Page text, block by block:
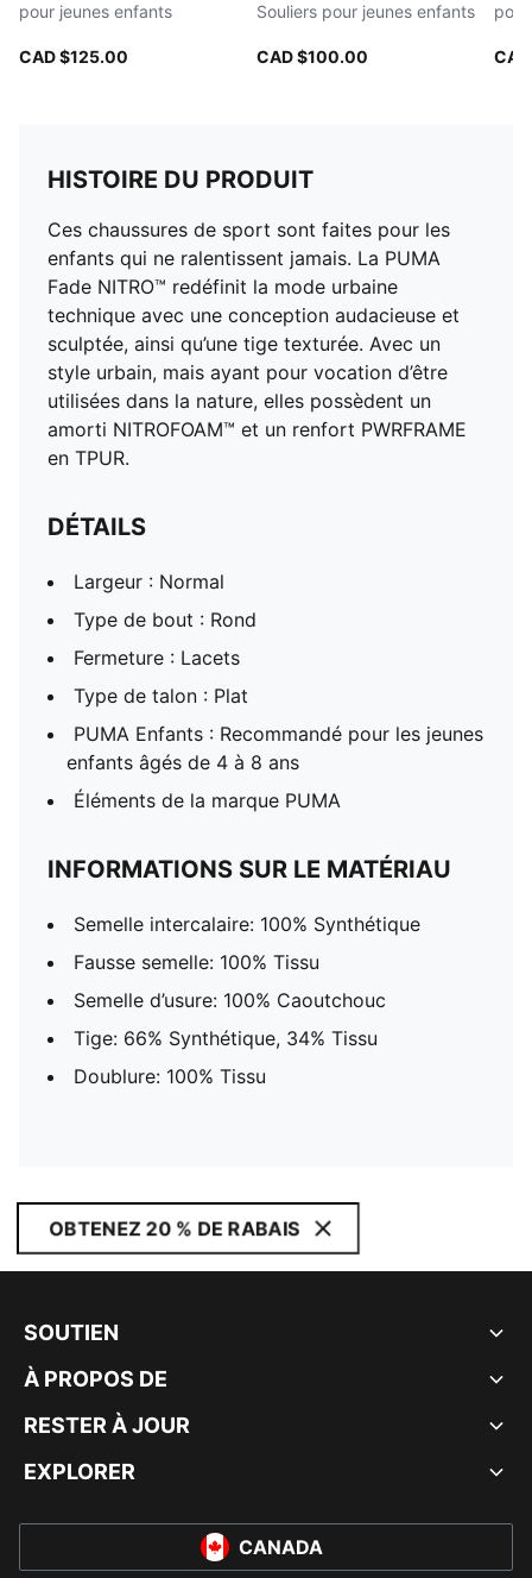
pour jeunes enfants
CAD $125.00
Souliers pour jeunes enfants
CAD $100.00
HISTOIRE DU PRODUIT
Ces chaussures de sport sont faites pour les
enfants qui ne ralentissent jamais. La PUMA
Fade NITRO™ redéfinit la mode urbaine
technique avec une conception audacieuse et
sculptée, ainsi qu’une tige texturée. Avec un
style urbain, mais ayant pour vocation d’être
utilisées dans la nature, elles possèdent un
amorti NITROFOAM™ et un renfort PWRFRAME
en TPUR.
DÉTAILS
Largeur : Normal
Type de bout : Rond
Fermeture : Lacets
Type de talon : Plat
PUMA Enfants : Recommandé pour les jeunes
enfants âgés de 4 à 8 ans
Éléments de la marque PUMA
INFORMATIONS SUR LE MATÉRIAU
Semelle intercalaire: 100% Synthétique
Fausse semelle: 100% Tissu
Semelle d’usure: 100% Caoutchouc
Tige: 66% Synthétique, 34% Tissu
Doublure: 100% Tissu
OBTENEZ 20 % DE RABAIS
SOUTIEN
À PROPOS DE
RESTER À JOUR
EXPLORER
CANADA